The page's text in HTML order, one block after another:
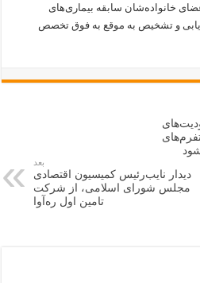
خانواده‌شان سابقه بیماری‌های
و تشخیص به‌ موقع به فوق‌ تخصص
بعد
دیدار نایب‌رئیس کمیسیون اقتصادی
مجلس شورای اسلامی، از شرکت
تامین اول ره‌آوا